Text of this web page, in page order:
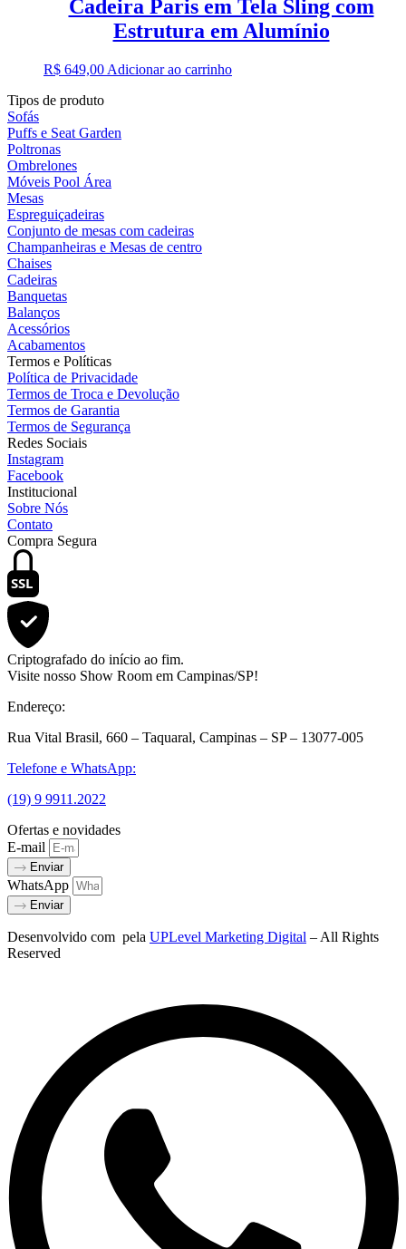
Cadeira Paris em Tela Sling com
Estrutura em Alumínio
R$ 649,00 Adicionar ao carrinho
Tipos de produto
Sofás
Puffs e Seat Garden
Poltronas
Ombrelones
Móveis Pool Área
Mesas
Espreguiçadeiras
Conjunto de mesas com cadeiras
Champanheiras e Mesas de centro
Chaises
Cadeiras
Banquetas
Balanços
Acessórios
Acabamentos
Termos e Políticas
Política de Privacidade
Termos de Troca e Devolução
Termos de Garantia
Termos de Segurança
Redes Sociais
Instagram
Facebook
Institucional
Sobre Nós
Contato
Compra Segura
SSL
Criptografado do início ao fim.
Visite nosso Show Room em Campinas/SP!
Endereço:
Rua Vital Brasil, 660 – Taquaral, Campinas – SP – 13077-005
Telefone e WhatsApp:
(19) 9 9911.2022
Ofertas e novidades
E-mail
Enviar
WhatsApp
Enviar
Desenvolvido com pela UPLevel Marketing Digital – All Rights
Reserved